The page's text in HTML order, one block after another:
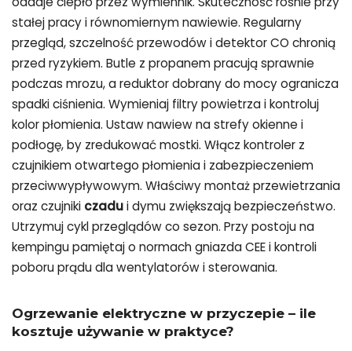
stałej pracy i równomiernym nawiewie. Regularny
przegląd, szczelność przewodów i detektor CO chronią
przed ryzykiem. Butle z propanem pracują sprawnie
podczas mrozu, a reduktor dobrany do mocy ogranicza
spadki ciśnienia. Wymieniaj filtry powietrza i kontroluj
kolor płomienia. Ustaw nawiew na strefy okienne i
podłogę, by zredukować mostki. Włącz kontroler z
czujnikiem otwartego płomienia i zabezpieczeniem
przeciwwypływowym. Właściwy montaż przewietrzania
oraz czujniki czadui dymu zwiększają bezpieczeństwo.
Utrzymuj cykl przeglądów co sezon. Przy postoju na
kempingu pamiętaj o normach gniazda CEE i kontroli
poboru prądu dla wentylatorów i sterowania.
Ogrzewanie elektryczne w przyczepie – ile
kosztuje używanie w praktyce?